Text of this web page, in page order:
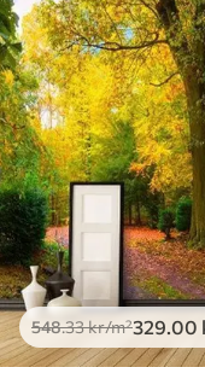
548.33kr/m²329.00